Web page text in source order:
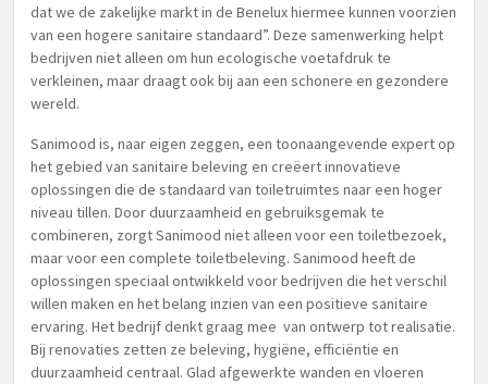
dat we de zakelijke markt in de Benelux hiermee kunnen voorzien
van een hogere sanitaire standaard”. Deze samenwerking helpt
bedrijven niet alleen om hun ecologische voetafdruk te
verkleinen, maar draagt ook bij aan een schonere en gezondere
wereld.
Sanimood is, naar eigen zeggen, een toonaangevende expert op
het gebied van sanitaire beleving en creëert innovatieve
oplossingen die de standaard van toiletruimtes naar een hoger
niveau tillen. Door duurzaamheid en gebruiksgemak te
combineren, zorgt Sanimood niet alleen voor een toiletbezoek,
maar voor een complete toiletbeleving. Sanimood heeft de
oplossingen speciaal ontwikkeld voor bedrijven die het verschil
willen maken en het belang inzien van een positieve sanitaire
ervaring. Het bedrijf denkt graag mee van ontwerp tot realisatie.
Bij renovaties zetten ze beleving, hygiëne, efficiëntie en
duurzaamheid centraal. Glad afgewerkte wanden en vloeren